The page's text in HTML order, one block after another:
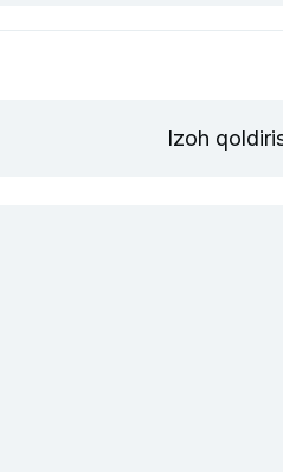
Izoh